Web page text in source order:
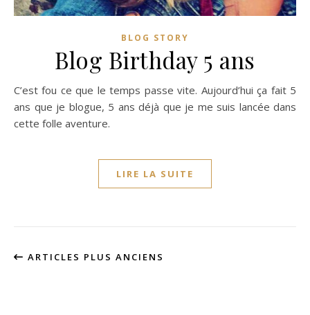
BLOG STORY
Blog Birthday 5 ans
C’est fou ce que le temps passe vite. Aujourd’hui ça fait 5
ans que je blogue, 5 ans déjà que je me suis lancée dans
cette folle aventure.
LIRE LA SUITE
ARTICLES PLUS ANCIENS